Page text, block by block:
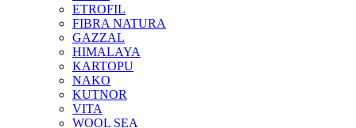
ETROFIL
FIBRA NATURA
GAZZAL
HIMALAYA
KARTOPU
NAKO
KUTNOR
VITA
WOOL SEA